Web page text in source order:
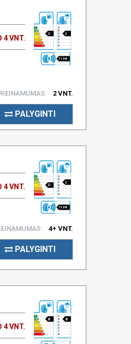
4 VNT.
C C
71 DB
2 VNT.
PALYGINTI
4 VNT. D
C
72 DB
4+ VNT.
PALYGINTI
4 VNT.
B B